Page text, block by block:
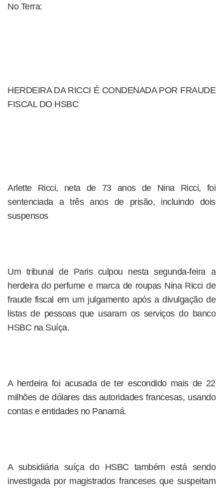
No Terra:
HERDEIRA DA RICCI É CONDENADA POR FRAUDE
FISCAL DO HSBC
Arlette Ricci, neta de 73 anos de Nina Ricci, foi
sentenciada a três anos de prisão, incluindo dois
suspensos
Um tribunal de Paris culpou nesta segunda-feira a
herdeira do perfume e marca de roupas Nina Ricci de
fraude fiscal em um julgamento após a divulgação de
listas de pessoas que usaram os serviços do banco
HSBC na Suíça.
A herdeira foi acusada de ter escondido mais de 22
milhões de dólares das autoridades francesas, usando
contas e entidades no Panamá.
A subsidiária suíça do HSBC também está sendo
investigada por magistrados franceses que suspeitam